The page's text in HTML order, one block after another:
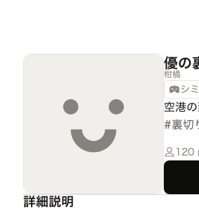
優の
柑橘
シ
空港
#裏切
120
詳細説明